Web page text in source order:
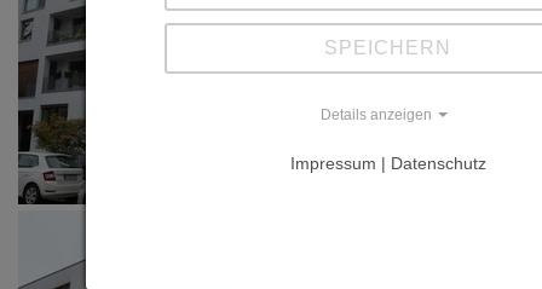
SPEICHERN
Details anzeigen
Impressum | Datenschutz